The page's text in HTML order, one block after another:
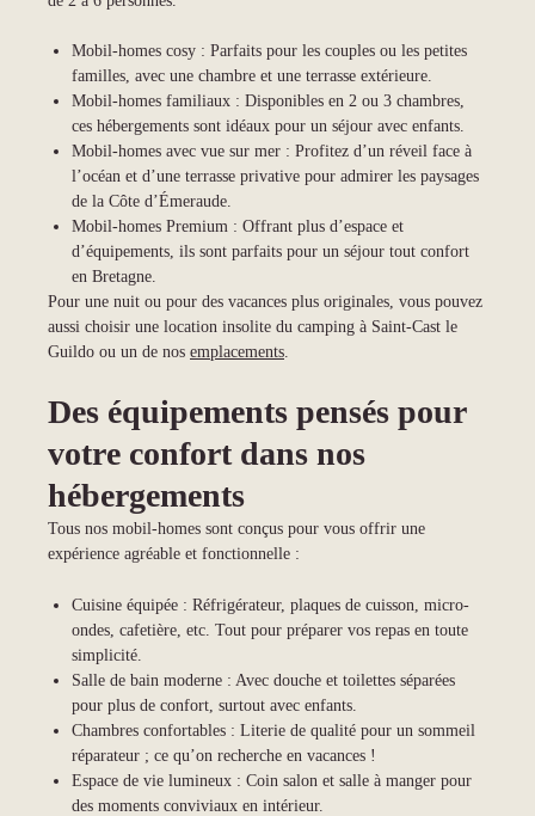
Mobil-homes cosy : Parfaits pour les couples ou les petites
familles, avec une chambre et une terrasse extérieure.
Mobil-homes familiaux : Disponibles en 2 ou 3 chambres,
ces hébergements sont idéaux pour un séjour avec enfants.
Mobil-homes avec vue sur mer : Profitez d’un réveil face à
l’océan et d’une terrasse privative pour admirer les paysages
de la Côte d’Émeraude.
Mobil-homes Premium : Offrant plus d’espace et
d’équipements, ils sont parfaits pour un séjour tout confort
en Bretagne.
Pour une nuit ou pour des vacances plus originales, vous pouvez
aussi choisir une location insolite du camping à Saint-Cast le
Guildo ou un de nos emplacements.
Des équipements pensés pour
votre confort dans nos
hébergements
Tous nos mobil-homes sont conçus pour vous offrir une
expérience agréable et fonctionnelle :
Cuisine équipée : Réfrigérateur, plaques de cuisson, micro-
ondes, cafetière, etc. Tout pour préparer vos repas en toute
simplicité.
Salle de bain moderne : Avec douche et toilettes séparées
pour plus de confort, surtout avec enfants.
Chambres confortables : Literie de qualité pour un sommeil
réparateur ; ce qu’on recherche en vacances !
Espace de vie lumineux : Coin salon et salle à manger pour
des moments conviviaux en intérieur.